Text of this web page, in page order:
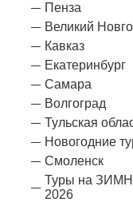
Пенза
Великий
Кавказ
Екатеринбург
Самара
Волгоград
Тульская
Новогодние
Смоленск
Туры на
2026